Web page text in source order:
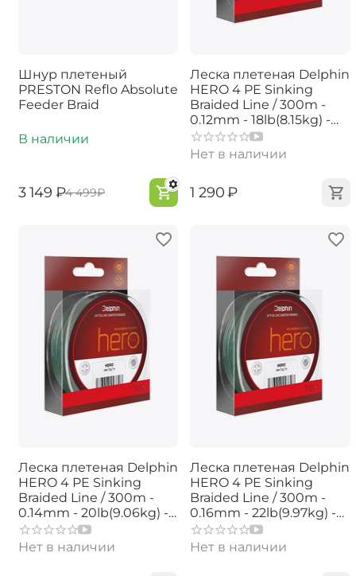
Шнур плетеный
PRESTON Reflo Absolute
Feeder Braid
В наличии
‍3 149‍ ₽‍4 499‍₽
Леска плетеная Delphin
HERO 4 PE Sinking
Braided Line / 300m -
0.12mm - 18lb(8.15kg) -
Green
Нет в наличии
‍1 290‍₽
Леска плетеная Delphin
HERO 4 PE Sinking
Braided Line / 300m -
0.14mm - 20lb(9.06kg) -
Green
Нет в наличии
Леска плетеная Delphin
HERO 4 PE Sinking
Braided Line / 300m -
0.16mm - 22lb(9.97kg) -
Green
Нет в наличии